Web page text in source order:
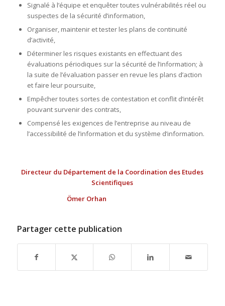
Signalé à l’équipe et enquêter toutes vulnérabilités réel ou
suspectes de la sécurité d’information,
Organiser, maintenir et tester les plans de continuité
d’activité,
Déterminer les risques existants en effectuant des
évaluations périodiques sur la sécurité de l’information; à
la suite de l’évaluation passer en revue les plans d’action
et faire leur poursuite,
Empêcher toutes sortes de contestation et conflit d’intérêt
pouvant survenir des contrats,
Compensé les exigences de l’entreprise au niveau de
l’accessibilité de l’information et du système d’information.
Directeur du Département de la Coordination des Etudes
Scientifiques
Ömer Orhan
Partager cette publication